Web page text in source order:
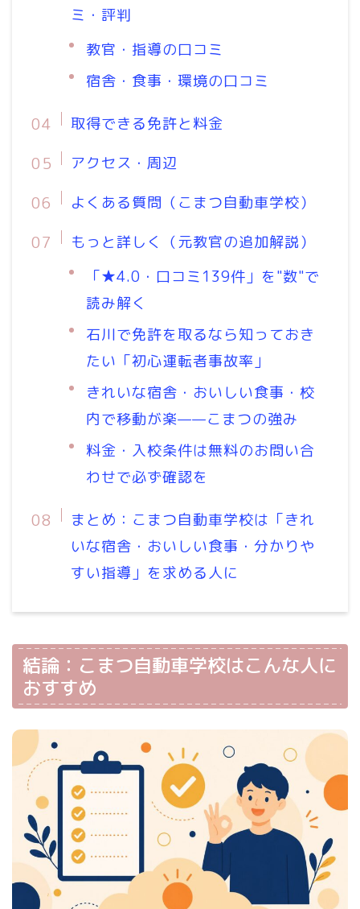
ミ・評判
教官・指導の口コミ
宿舎・食事・環境の口コミ
取得できる免許と料金
アクセス・周辺
よくある質問（こまつ自動車学校）
もっと詳しく（元教官の追加解説）
「★4.0・口コミ139件」を"数"で
読み解く
石川で免許を取るなら知っておき
たい「初心運転者事故率」
きれいな宿舎・おいしい食事・校
内で移動が楽——こまつの強み
料金・入校条件は無料のお問い合
わせで必ず確認を
まとめ：こまつ自動車学校は「きれ
いな宿舎・おいしい食事・分かりや
すい指導」を求める人に
結論：こまつ自動車学校はこんな人に
おすすめ